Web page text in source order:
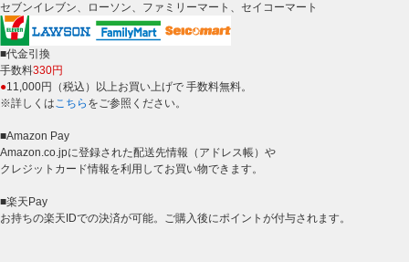
セブンイレブン、ローソン、ファミリーマート、セイコーマート
■代金引換
手数料330円
●11,000円（税込）以上お買い上げで 手数料無料。
※詳しくはこちら をご参照ください。
■Amazon Pay
Amazon.co.jpに登録された配送先情報（アドレス帳）や
クレジットカード情報を利用してお買い物できます。
■楽天Pay
お持ちの楽天IDでの決済が可能。ご購入後にポイントが付与されます。